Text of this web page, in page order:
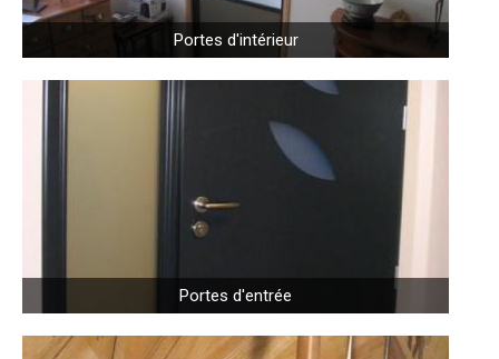
Portes d'intérieur
Portes d'entrée